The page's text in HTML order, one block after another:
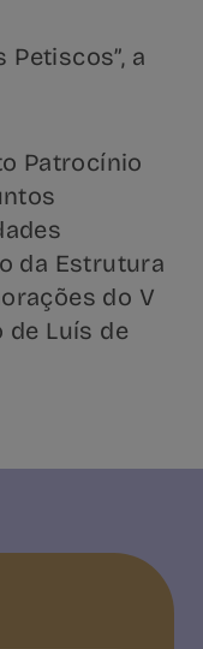
Petiscos”, a
Patrocínio
da Estrutura
do V
de Luís de